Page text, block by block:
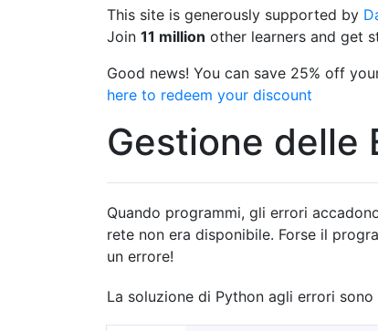
This site is generously supported by
Join 11 million other learners and get
Good news! You can save 25% off
here to redeem your discount
Gestione delle
Quando programmi, gli errori
rete non era disponibile. Forse il
un errore!
La soluzione di Python agli errori